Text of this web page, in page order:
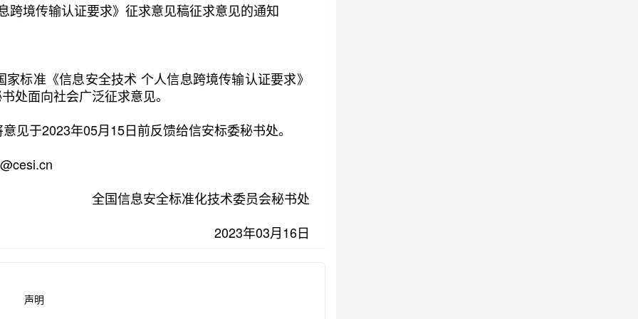
跨境传输认证要求》征求意见稿征求意见的通知
标准《信息安全技术 个人信息跨境传输认证要求》
处面向社会广泛征求意见。
于2023年05月15日前反馈给信安标委秘书处。
全国信息安全标准化技术委员会秘书处
2023年03月16日
声明